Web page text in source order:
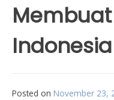
Indonesia
Posted on November 23,